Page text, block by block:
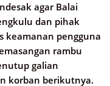
agar Balai
dan pihak
keamanan pengguna
rambu
galian
korban berikutnya.